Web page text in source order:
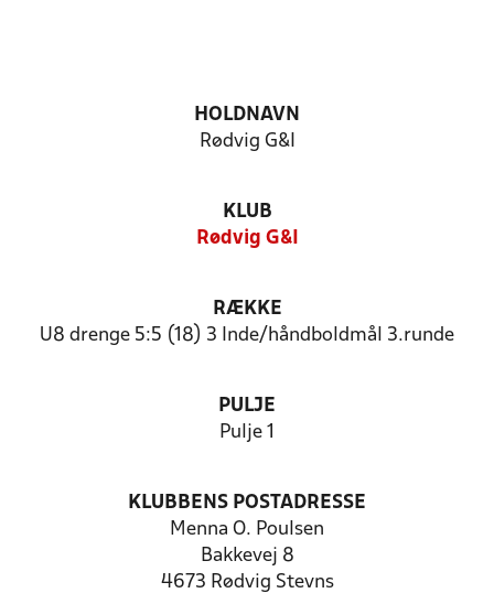
HOLDNAVN
Rødvig G&I
KLUB
Rødvig G&I
RÆKKE
U8 drenge 5:5 (18) 3 Inde/håndboldmål 3.runde
PULJE
Pulje 1
KLUBBENS POSTADRESSE
Menna O. Poulsen
Bakkevej 8
4673 Rødvig Stevns